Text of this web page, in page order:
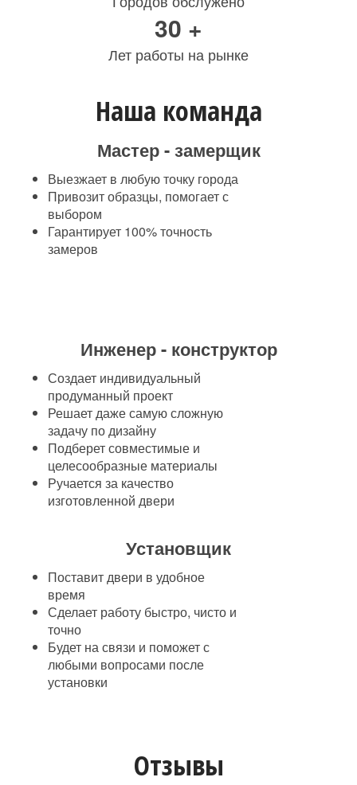
30 +
Лет работы на рынке
Наша команда
Мастер - замерщик
Выезжает в любую точку города
Привозит образцы, помогает с
выбором
Гарантирует 100% точность
замеров
Инженер - конструктор
Создает индивидуальный
продуманный проект
Решает даже самую сложную
задачу по дизайну
Подберет совместимые и
целесообразные материалы
Ручается за качество
изготовленной двери
Установщик
Поставит двери в удобное
время
Сделает работу быстро, чисто и
точно
Будет на связи и поможет с
любыми вопросами после
установки
Отзывы